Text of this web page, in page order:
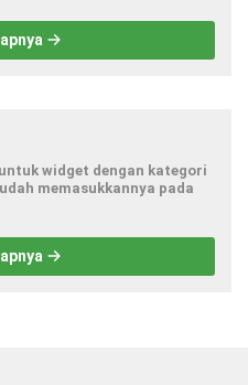
widget dengan kategori
memasukkannya pada